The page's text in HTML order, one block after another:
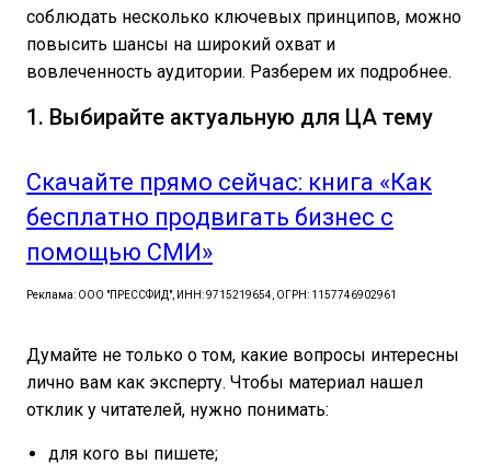
соблюдать несколько ключевых принципов, можно
повысить шансы на широкий охват и
вовлеченность аудитории. Разберем их подробнее.
1. Выбирайте актуальную для ЦА тему
Скачайте прямо сейчас: книга «Как
бесплатно продвигать бизнес с
помощью СМИ»
Реклама: ООО "ПРЕССФИД", ИНН: 9715219654, ОГРН: 1157746902961
Думайте не только о том, какие вопросы интересны
лично вам как эксперту. Чтобы материал нашел
отклик у читателей, нужно понимать:
для кого вы пишете;